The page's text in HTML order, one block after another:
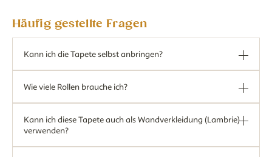
Häufig gestellte Fragen
Kann ich die Tapete selbst anbringen?
Wie viele Rollen brauche ich?
Kann ich diese Tapete auch als Wandverkleidung (Lambrie)
verwenden?